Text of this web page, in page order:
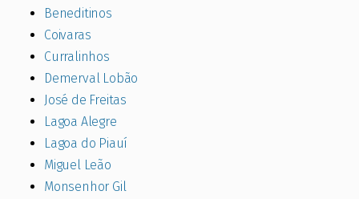
Beneditinos
Coivaras
Curralinhos
Demerval Lobão
José de Freitas
Lagoa Alegre
Lagoa do Piauí
Miguel Leão
Monsenhor Gil